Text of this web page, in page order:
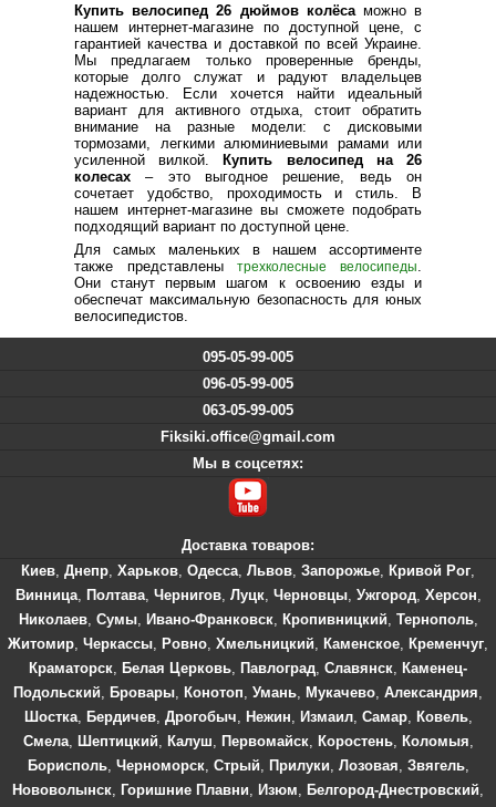
Купить велосипед 26 дюймов колёсаможно в
нашем интернет-магазине по доступной цене, с
гарантией качества и доставкой по всей Украине.
Мы предлагаем только проверенные бренды,
которые долго служат и радуют владельцев
надежностью. Если хочется найти идеальный
вариант для активного отдыха, стоит обратить
внимание на разные модели: с дисковыми
тормозами, легкими алюминиевыми рамами или
усиленной вилкой.
Купить велосипед на 26
колесах – это выгодное решение, ведь он
сочетает удобство, проходимость и стиль. В
нашем интернет-магазине вы сможете подобрать
подходящий вариант по доступной цене.
Для самых маленьких в нашем ассортименте
также представленытрехколесные велосипеды
Они станут первым шагом к освоению езды и
обеспечат максимальную безопасность для юных
велосипедистов.
095-05-99-005
096-05-99-005
063-05-99-005
Fiksiki.office@gmail.com
Мы в соцсетях:
Доставка товаров:
Киев Днепр Харьков Одесса Львов Запорожье Кривой Рог
Винница, Полтава, Чернигов, Луцк, Черновцы, Ужгород, Херсон
Николаев, Сумы, Ивано-Франковск, Кропивницкий Тернополь,
Житомир Черкассы Ровно Хмельницкий Каменское Кременчуг
Краматорск
Белая Церковь Павлоград Славянск
Каменец-
Подольский
Бровары Конотоп Умань Мукачево Александрия
Шостка, Бердичев, Дрогобыч Нежин Измаил, Самар, Ковель,
Смела, Шептицкий Калуш Первомайск, Коростень, Коломыя
Борисполь, Черноморск, Стрый Прилуки Лозовая Звягель,
Нововолынск
Горишние Плавни Изюм Белгород-Днестровский